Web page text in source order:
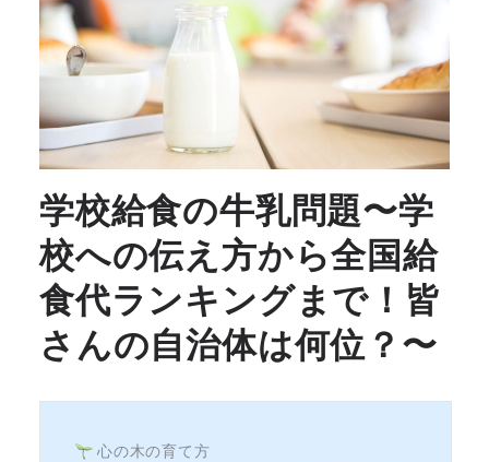
学校給食の牛乳問題〜学
校への伝え方から全国給
食代ランキングまで！皆
さんの自治体は何位？〜
心の木の育て方